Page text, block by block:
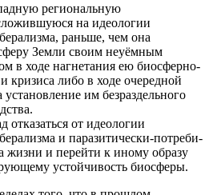
региональную
на идеологии
раньше, чем она
Земли своим неуёмным
в ходе нагнетания ею биосферно-
кризиса либо в ходе очередной
им безраздельного
отказаться от идеологии
и паразитически-потре­би­
жизни и перейти к иному образу
устойчивость биосферы.